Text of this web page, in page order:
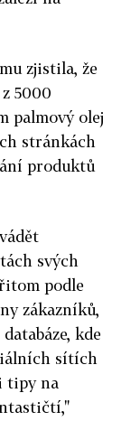
zjistila, že
5000
palmový olej
stránkách
produktů
svých
podle
zákazníků,
kde
sítích
tipy na